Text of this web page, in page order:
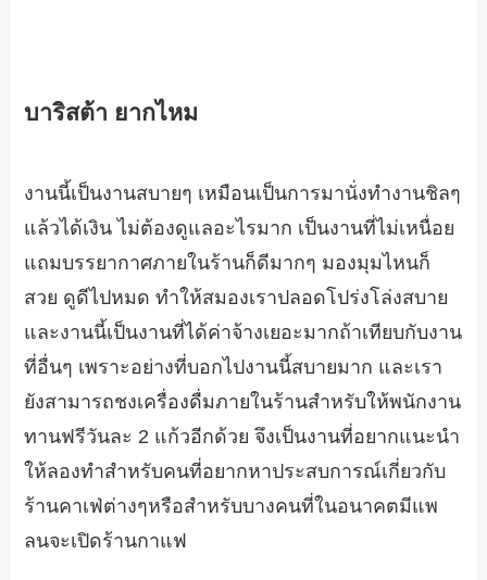
บาริสต้า ยากไหม
งานนี้เป็นงานสบายๆ เหมือนเป็นการมานั่งทำงานชิลๆ
แล้วได้เงิน ไม่ต้องดูแลอะไรมาก เป็นงานที่ไม่เหนื่อย
แถมบรรยากาศภายในร้านก็ดีมากๆ มองมุมไหนก็
สวย ดูดีไปหมด ทำให้สมองเราปลอดโปร่งโล่งสบาย
และงานนี้เป็นงานที่ได้ค่าจ้างเยอะมากถ้าเทียบกับงาน
ที่อื่นๆ เพราะอย่างที่บอกไปงานนี้สบายมาก และเรา
ยังสามารถชงเครื่องดื่มภายในร้านสำหรับให้พนักงาน
ทานฟรีวันละ 2 แก้วอีกด้วย จึงเป็นงานที่อยากแนะนำ
ให้ลองทำสำหรับคนที่อยากหาประสบการณ์เกี่ยวกับ
ร้านคาเฟ่ต่างๆหรือสำหรับบางคนที่ในอนาคตมีแพ
ลนจะเปิดร้านกาแฟ